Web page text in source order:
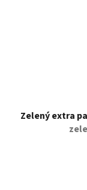
Zelený extra